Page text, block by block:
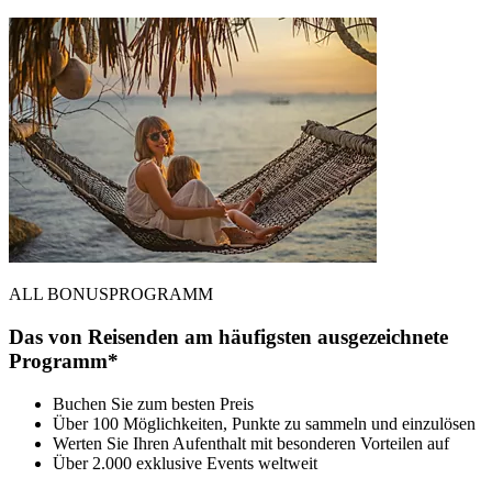
ALL BONUSPROGRAMM
Das von Reisenden am häufigsten ausgezeichnete
Programm*
Buchen Sie zum besten Preis
Über 100 Möglichkeiten, Punkte zu sammeln und einzulösen
Werten Sie Ihren Aufenthalt mit besonderen Vorteilen auf
Über 2.000 exklusive Events weltweit